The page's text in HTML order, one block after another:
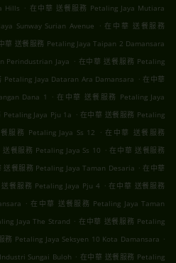
Hills . 在中華 送餐服務 Petaling Jaya Mutiara
Sunway Surian Avenue . 在中華 送餐服務
華 送餐服務 Petaling Jaya Taipan 2 Damansara
Perindustrian Jaya . 在中華 送餐服務 Petaling
Petaling Jaya Dataran Ara Damansara . 在中華
Dana 1
. 在中華 送餐服務 Petaling Jaya
Petaling Jaya Pju 1a . 在中華 送餐服務 Petaling
服務 Petaling Jaya Ss 12 . 在中華 送餐服務
送餐服務 Petaling Jaya Ss 10 . 在中華 送餐服務
送餐服務 Petaling Jaya Taman Desaria . 在中華
餐服務 Petaling Jaya Pju 4 . 在中華 送餐服務
. 在中華 送餐服務 Petaling Jaya Taman
Jaya The Strand . 在中華 送餐服務 Petaling
務 Petaling Jaya Seksyen 10 Kota Damansara .
Sungai Buloh . 在中華 送餐服務 Petaling